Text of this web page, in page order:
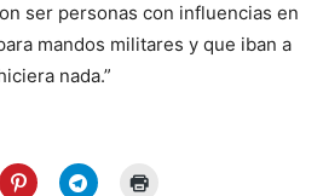
ser personas con influencias en
mandos militares y que iban a
nada.”